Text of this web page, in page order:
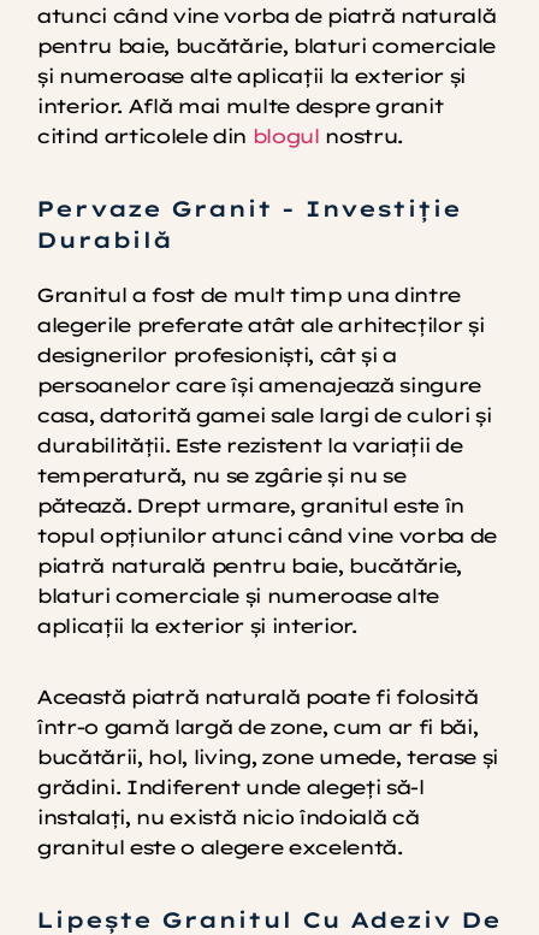
atunci când vine vorba de piatră naturală
pentru baie, bucătărie, blaturi comerciale
și numeroase alte aplicații la exterior și
interior. Află mai multe despre granit
citind articolele din blogulnostru.
Pervaze Granit - Investiție
Durabilă
Granitul a fost de mult timp una dintre
alegerile preferate atât ale arhitecților și
designerilor profesioniști, cât și a
persoanelor care își amenajează singure
casa, datorită gamei sale largi de culori și
durabilității. Este rezistent la variații de
temperatură, nu se zgârie și nu se
pătează. Drept urmare, granitul este în
topul opțiunilor atunci când vine vorba de
piatră naturală pentru baie, bucătărie,
blaturi comerciale și numeroase alte
aplicații la exterior și interior.
Această piatră naturală poate fi folosită
într-o gamă largă de zone, cum ar fi băi,
bucătării, hol, living, zone umede, terase și
grădini. Indiferent unde alegeți să-l
instalați, nu există nicio îndoială că
granitul este o alegere excelentă.
Lipește Granitul Cu Adeziv De